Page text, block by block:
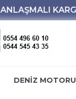
DENİZ MOTORU